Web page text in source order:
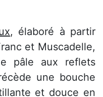
, élaboré à partir
et Muscadelle,
pâle aux reflets
une bouche
et douce en